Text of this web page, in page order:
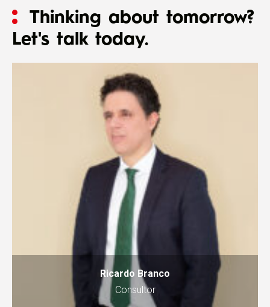
Thinking about tomorrow?
Let's talk today.
Ricardo Branco
Consultor